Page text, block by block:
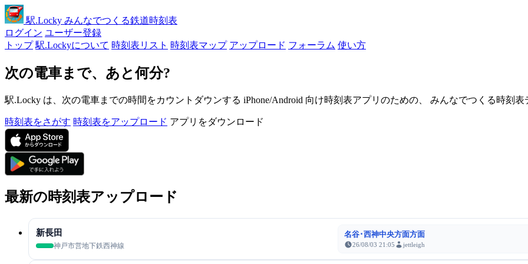
駅.Locky みんなでつくる鉄道時刻表
ログイン ユーザー登録
トップ 駅.Lockyについて 時刻表リスト 時刻表マップ アップロード フォーラム 使い方
次の電車まで、あと何分?
駅.Locky は、次の電車までの時間をカウントダウンする iPhone/Android 向け時刻表アプリのための、 みんなでつくる時刻表
時刻表をさがす 時刻表をアップロード アプリをダウンロード
最新の時刻表アップロード
新長田
神戸市営地下鉄西神線
名谷･西神中央方面方面
26/08/03 21:05 jettleigh